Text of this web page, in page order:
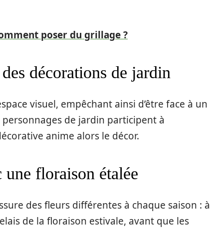
poser du grillage ?
décorations de jardin
visuel, empêchant ainsi d’être face à un
de jardin participent à
anime alors le décor.
une floraison étalée
des fleurs différentes à chaque saison : à
de la floraison estivale, avant que les